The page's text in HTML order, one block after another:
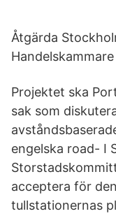
Åtgärda
Handelskammare
Projektet ska
sak som
engelska road- I
acceptera för
tullstationernas